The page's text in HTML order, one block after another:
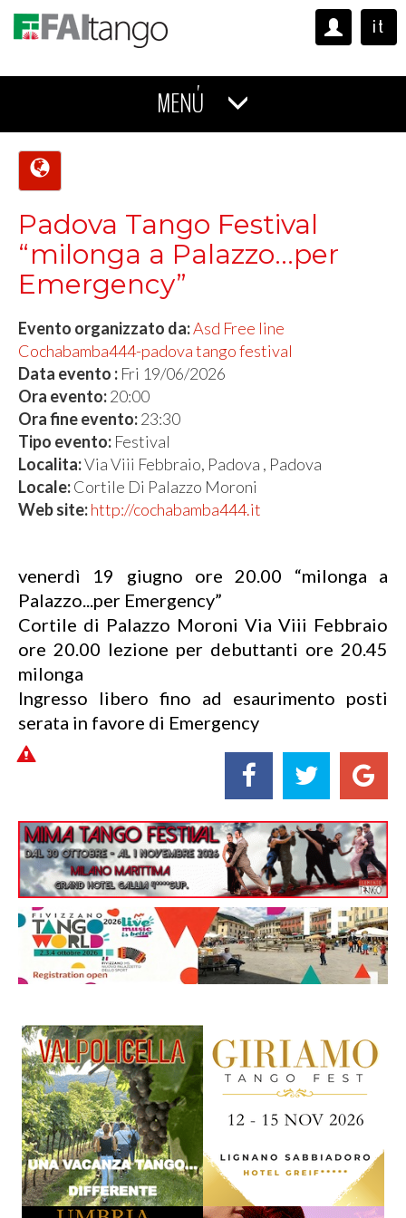
it
MENÚ
Padova Tango Festival
“milonga a Palazzo...per
Emergency”
Evento organizzato da:Asd Free line
Cochabamba444-padova tango festival
Data evento : Fri 19/06/2026
Ora evento:20:00
Ora fine evento:23:30
Tipo evento: Festival
Localita:Via Viii Febbraio, Padova , Padova
Locale:Cortile Di Palazzo Moroni
Web site:http://cochabamba444.it
venerdì 19 giugno ore 20.00 “milonga a
Palazzo...per Emergency”
Cortile di Palazzo Moroni Via Viii Febbraio
ore 20.00 lezione per debuttanti ore 20.45
milonga
Ingresso libero fino ad esaurimento posti
serata in favore di Emergency